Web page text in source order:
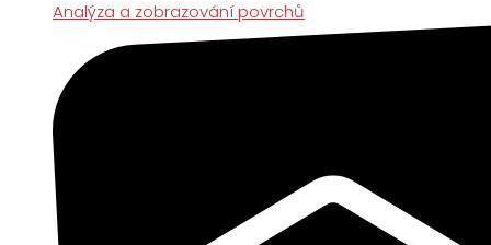
Analýza a zobrazování povrchů